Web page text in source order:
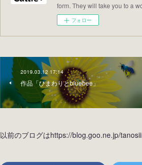
form. They will take you to a
フォロー
2019.03.12 17:14
作品「ひまわりとbluebee」
以前のブログはhttps://blog.goo.ne.jp/